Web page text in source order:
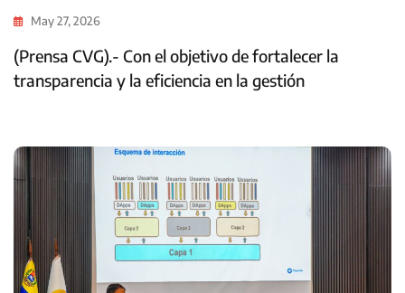
May 27, 2026
(Prensa CVG).- Con el objetivo de fortalecer la
transparencia y la eficiencia en la gestión